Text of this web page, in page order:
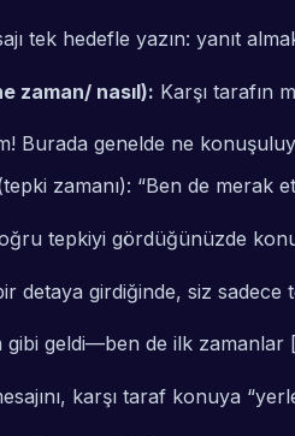
tek hedefle yazın: yanıt
zaman/ nasıl): Karşı tarafın
Burada genelde ne
zamanı): “Ben de
tepkiyi gördüğünüzde
detaya girdiğinde, siz
gibi geldi—ben de ilk zamanlar
karşı taraf konuya